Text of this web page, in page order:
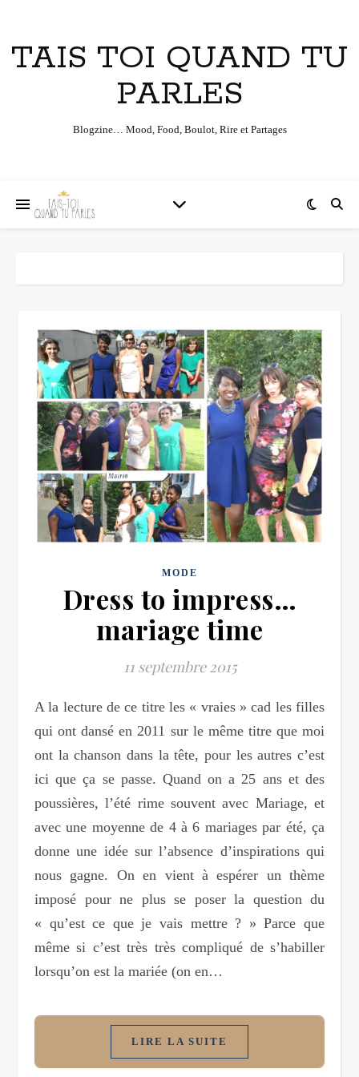
TAIS TOI QUAND TU
PARLES
Blogzine… Mood, Food, Boulot, Rire et Partages
MODE
Dress to impress…
mariage time
11 septembre 2015
A la lecture de ce titre les « vraies » cad les filles
qui ont dansé en 2011 sur le même titre que moi
ont la chanson dans la tête, pour les autres c’est
ici que ça se passe. Quand on a 25 ans et des
poussières, l’été rime souvent avec Mariage, et
avec une moyenne de 4 à 6 mariages par été, ça
donne une idée sur l’absence d’inspirations qui
nous gagne. On en vient à espérer un thème
imposé pour ne plus se poser la question du
« qu’est ce que je vais mettre ? » Parce que
même si c’est très très compliqué de s’habiller
lorsqu’on est la mariée (on en…
LIRE LA SUITE